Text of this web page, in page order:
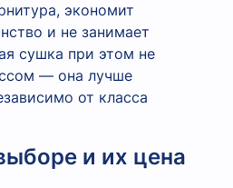
экономит
и не занимает
сушка при этом не
— она лучше
от класса
и их цена